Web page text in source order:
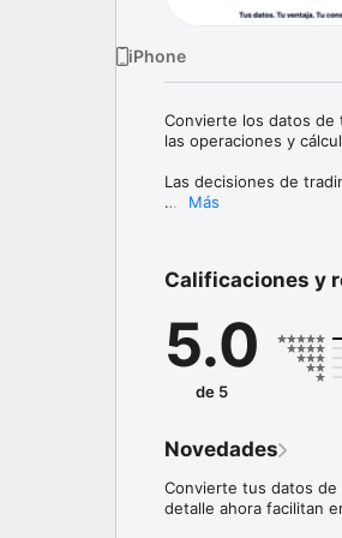
iPhone
Convierte los datos de
las operaciones y
Las decisiones de
ayuda a pasar de
CALENDARIO P&L
Su mes dice la verdad
Registre símbolo, tipo
capturas. Proloca
Más
Calificaciones y
5.0
de 5
Novedades
Convierte tus datos de
detalle ahora facilitan